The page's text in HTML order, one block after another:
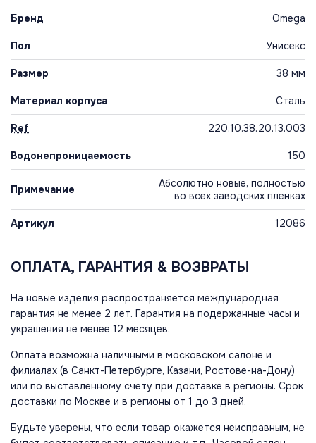
Бренд Omega
Пол Унисекс
Размер 38 мм
Материал корпуса Сталь
Ref 220.10.38.20.13.003
Водонепроницаемость 150
Примечание
Абсолютно новые, полностью
во всех заводских пленках
Артикул 12086
ОПЛАТА, ГАРАНТИЯ & ВОЗВРАТЫ
На новые изделия распространяется международная
гарантия не менее 2 лет. Гарантия на подержанные часы и
украшения не менее 12 месяцев.
Оплата возможна наличными в московском салоне и
филиалах (в Санкт-Петербурге, Казани, Ростове-на-Дону)
или по выставленному счету при доставке в регионы. Срок
доставки по Москве и в регионы от 1 до 3 дней.
Будьте уверены, что если товар окажется неисправным, не